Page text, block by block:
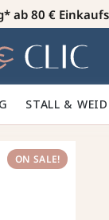
ab 80 €
🥕 STALL &
ON SALE!